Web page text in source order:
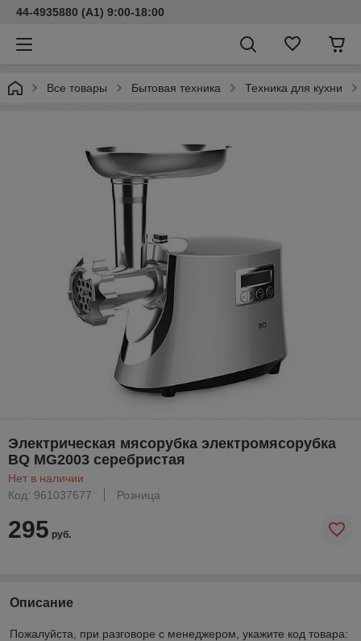
44-4935880 (A1) 9:00-18:00
Все товары Бытовая техника Техника для кухни
Электрическая мясорубка электромясорубка
BQ MG2003 серебристая
Нет в наличии
Код: 961037677
Розница
295 руб.
Описание
Пожалуйста, при разговоре с менеджером, укажите код товара: